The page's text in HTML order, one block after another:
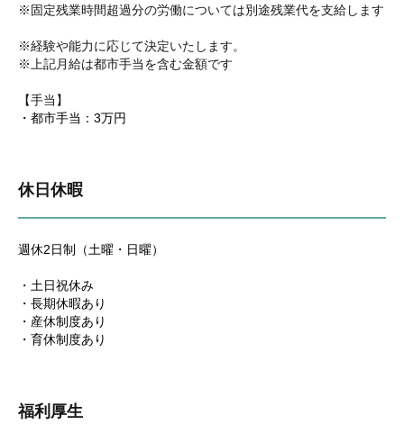
※固定残業時間超過分の労働については別途残業代を支給します
※経験や能力に応じて決定いたします。
※上記月給は都市手当を含む金額です
【手当】
・都市手当：3万円
休日休暇
週休2日制（土曜・日曜）
・土日祝休み
・長期休暇あり
・産休制度あり
・育休制度あり
福利厚生